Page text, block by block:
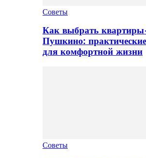
Советы
Как выбрать
Пушкино:
для комфортной жизни
Советы